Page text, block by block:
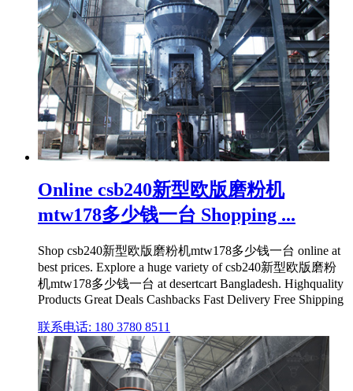
Online csb240新型欧版磨粉机
mtw178多少钱一台 Shopping ...
Shop csb240新型欧版磨粉机mtw178多少钱一台 online at
best prices. Explore a huge variety of csb240新型欧版磨粉
机mtw178多少钱一台 at desertcart Bangladesh. Highquality
Products Great Deals Cashbacks Fast Delivery Free Shipping
联系电话: 180 3780 8511